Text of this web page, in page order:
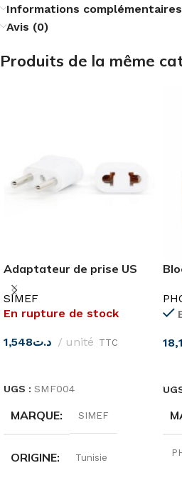
Informations complémentaires
Avis (0)
Produits de la même
Adaptateur de prise US
vers EU simef
SIMEF
En rupture de stock
د.ت1,548 unité TTC
UGS : SMF004
MARQUE SIMEF
ORIGINE Tunisie